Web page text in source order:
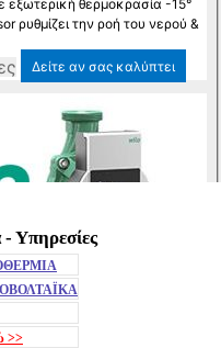
Υπηρεσίες
>>